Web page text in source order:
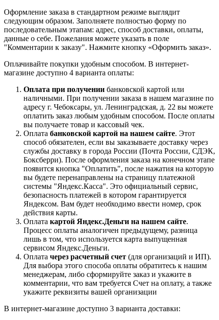
Оформление заказа в стандартном режиме выглядит
следующим образом. Заполняете полностью форму по
последовательным этапам: адрес, способ доставки, оплаты,
данные о себе. Пожелания можете указать в поле
"Комментарии к заказу". Нажмите кнопку «Оформить заказ».
Оплачивайте покупки удобным способом. В интернет-
магазине доступно 4 варианта оплаты:
Оплата при получении банковской картой или
наличными. При получении заказа в нашем магазине по
адресу г. Чебоксары, ул. Ленинградская, д. 22 вы можете
оплатить заказ любым удобным способом. После оплаты
вы получаете товар и кассовый чек.
Оплата банковской картой на нашем сайте. Этот
способ обязателен, если вы заказываете доставку через
службы доставку в города России (Почта России, СДЭК,
Боксберри). После оформления заказа на конечном этапе
появится кнопка "Оплатить", после нажатия на которую
вы будете перенаправлены на страницу платежной
системы "Яндекс.Касса". Это официальный сервис,
безопасность платежей в котором гарантируется
Яндексом. Вам будет необходимо ввести номер, срок
действия карты.
Оплата картой Яндекс.Деньги на нашем сайте.
Процесс оплаты аналогичен предыдущему, разница
лишь в том, что используется карта выпущенная
сервисом Яндекс.Деньги.
Оплата через расчетный счет (для организаций и ИП).
Для выбора этого способа оплаты обратитесь к нашим
менеджерам, либо сформируйте заказ и укажите в
комментарии, что вам требуется Счет на оплату, а также
укажите реквизиты вашей организации
В интернет-магазине доступно 3 варианта доставки: